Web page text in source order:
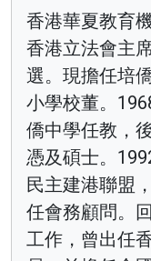
香港華夏教育
香港立法會主
選。現擔任培
小學校董。
僑中學任教，
憑及碩士。
民主建港聯盟
任會務顧問。
工作，曾出任